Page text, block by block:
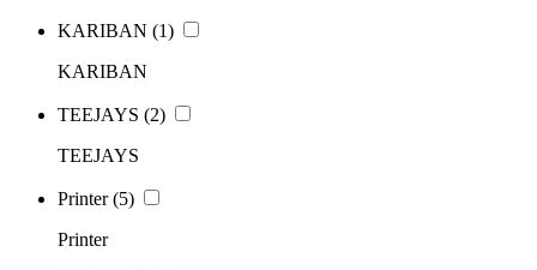
KARIBAN (1)
KARIBAN
TEEJAYS (2)
TEEJAYS
Printer(5)
Printer